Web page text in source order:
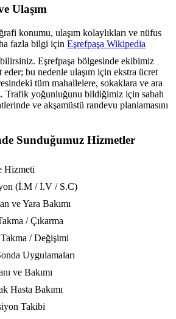
Ulaşım
konumu, ulaşım kolaylıkları ve nüfus
fazla bilgi için Eşrefpaşa Wikipedia
Eşrefpaşa bölgesinde ekibimiz
eder; bu nedenle ulaşım için ekstra ücret
tüm mahallelere, sokaklara ve ara
Trafik yoğunluğunu bildiğimiz için sabah
ve akşamüstü randevu planlamasını
Sunduğumuz Hizmetler
Hizmeti
(İ.M / İ.V / S.C)
ve Yara Bakımı
/ Çıkarma
/ Değişimi
Uygulamaları
ve Bakımı
Hasta Bakımı
Takibi